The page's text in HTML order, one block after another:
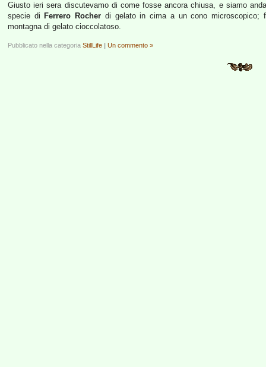
Giusto ieri sera discutevamo di come fosse ancora chiusa, e siamo
specie di Ferrero Rocher di gelato in cima a un cono microscopico;
montagna di gelato cioccolatoso.
Pubblicato nella categoria StillLife | Un commento »